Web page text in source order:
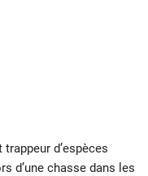
d’espèces
d’une chasse dans les